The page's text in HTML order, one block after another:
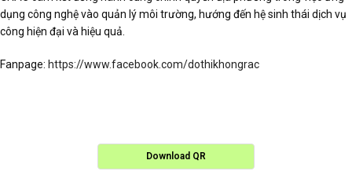
dụng công nghệ vào quản lý môi trường, hướng đến hệ sinh thái dịch vụ
công hiện đại và hiệu quả.
Fanpage: https://www.facebook.com/dothikhongrac
Download QR